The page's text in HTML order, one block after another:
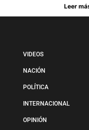
Leer
VIDEOS
NACIÓN
POLÍTICA
INTERNACIONAL
OPINIÓN